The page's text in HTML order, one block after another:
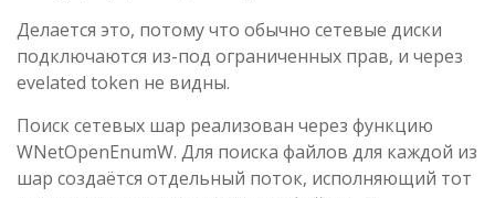
Делается это, потому что обычно сетевые диски
подключаются из-под ограниченных прав, и через
evelated token не видны.
Поиск сетевых шар реализован через функцию
WNetOpenEnumW. Для поиска файлов для каждой из
шар создаётся отдельный поток, исполняющий тот